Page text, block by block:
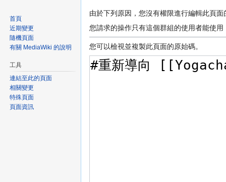
跳
至
覽
跳
至
尋
由於下列原因，您沒有權限進行編輯此頁面
您請求的操作只有這個群組的使用者能使用
您可以檢視並複製此頁面的原始碼。
首頁
近期變更
隨機頁面
有關 MediaWiki 的說明
工具
連結至此的頁面
相關變更
特殊頁面
頁面資訊